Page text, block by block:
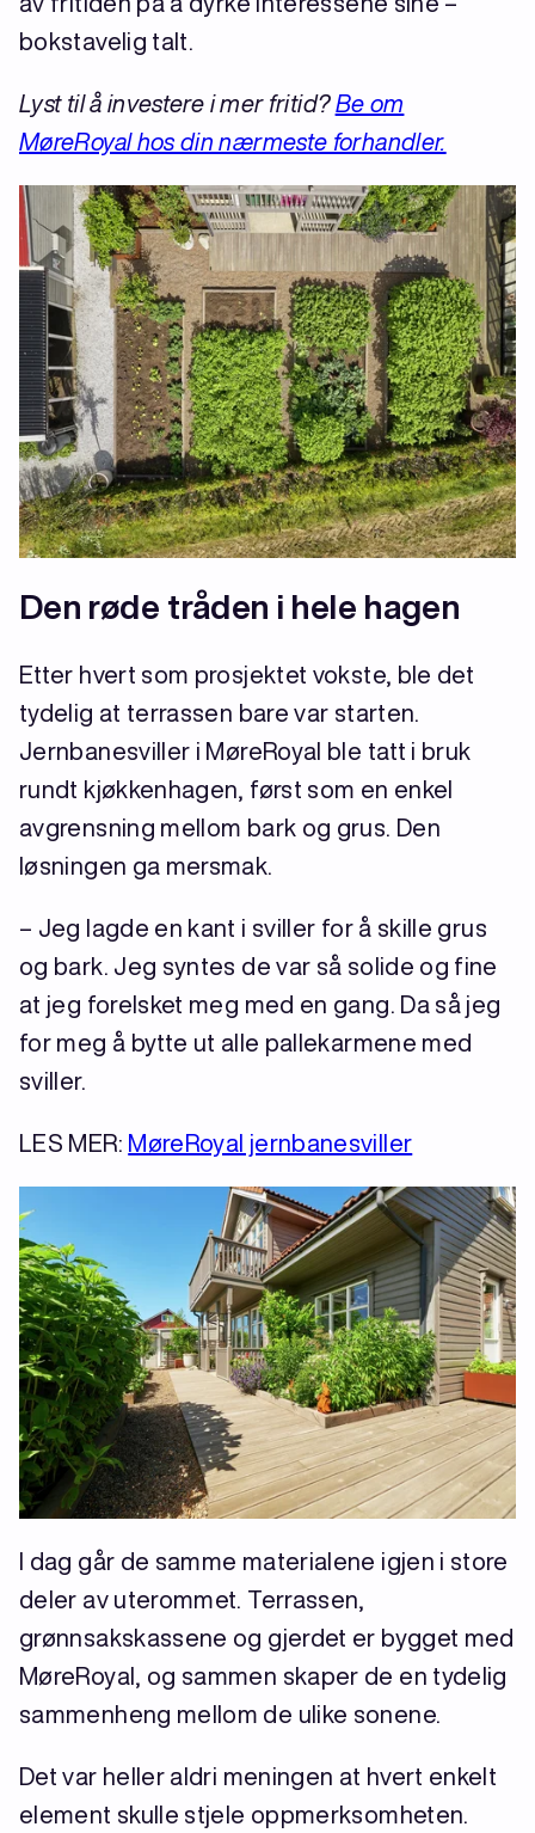
bokstavelig talt.
Lyst til å investere i mer fritid?Be om
MøreRoyal hos din nærmeste forhandler.
Den røde tråden i hele hagen
Etter hvert som prosjektet vokste, ble det
tydelig at terrassen bare var starten.
Jernbanesviller i MøreRoyal ble tatt i bruk
rundt kjøkkenhagen, først som en enkel
avgrensning mellom bark og grus. Den
løsningen ga mersmak.
– Jeg lagde en kant i sviller for å skille grus
og bark. Jeg syntes de var så solide og fine
at jeg forelsket meg med en gang. Da så jeg
for meg å bytte ut alle pallekarmene med
sviller.
LES MER: MøreRoyal jernbanesviller
I dag går de samme materialene igjen i store
deler av uterommet. Terrassen,
grønnsakskassene og gjerdet er bygget med
MøreRoyal, og sammen skaper de en tydelig
sammenheng mellom de ulike sonene.
Det var heller aldri meningen at hvert enkelt
element skulle stjele oppmerksomheten.